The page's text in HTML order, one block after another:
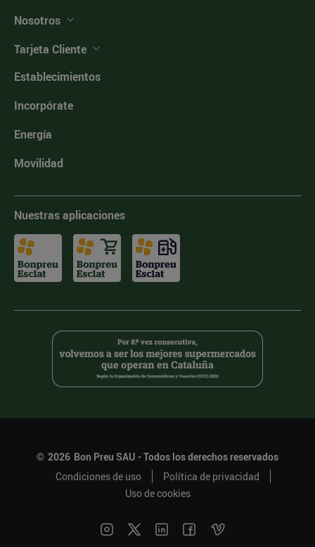
Nosotros
Tarjeta Cliente
Establecimientos
Incorpórate
Energía
Movilidad
Nuestras aplicaciones
© 2026 Bon Preu SAU - Todos los derechos reservados
Condiciones de uso
Política de privacidad
Uso de cookies